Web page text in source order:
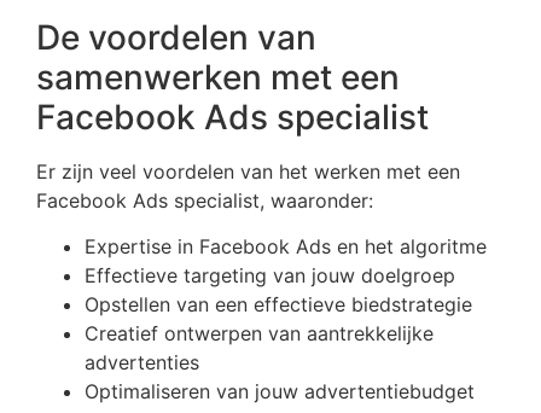
De voordelen van
samenwerken met een
Facebook Ads specialist
Er zijn veel voordelen van het werken met een
Facebook Ads specialist, waaronder:
Expertise in Facebook Ads en het algoritme
Effectieve targeting van jouw doelgroep
Opstellen van een effectieve biedstrategie
Creatief ontwerpen van aantrekkelijke
advertenties
Optimaliseren van jouw advertentiebudget